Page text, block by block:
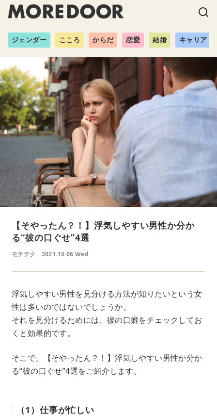
ジェンダー こころ からだ 恋愛 結婚 キャリア
【そやったん？！】浮気しやすい男性か分か
る“彼の口ぐせ”4選
モテテク 2021.10.06 Wed
浮気しやすい男性を見分ける方法が知りたいという女
性は多いのではないでしょうか。
それを見分けるためには、彼の口癖をチェックしてお
くと効果的です。
そこで、【そやったん？！】浮気しやすい男性か分か
る“彼の口ぐせ”4選をご紹介します。
（1）仕事が忙しい